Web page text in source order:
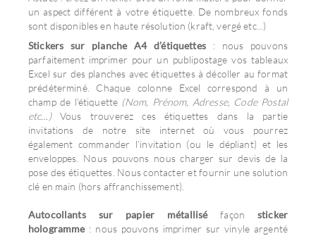
un aspect différent à votre étiquette. De nombreux fonds
sont disponibles en haute résolution (kraft, vergé etc...)
Stickers sur planche A4 d’étiquettes : nous pouvons
parfaitement imprimer pour un publipostage vos tableaux
Excel sur des planches avec étiquettes à décoller au format
prédéterminé. Chaque colonne Excel correspond à un
champ de l’étiquette (Nom, Prénom, Adresse, Code Postal
etc…)Vous trouverez ces étiquettes dans la partie
invitations de notre site internet où vous pourrez
également commander l’invitation (ou le dépliant) et les
enveloppes. Nous pouvons nous charger sur devis de la
pose des étiquettes. Nous contacter et fournir une solution
clé en main (hors affranchissement).
Autocollants sur papier métalliséfaçon sticker
hologramme: nous pouvons imprimer sur vinyle argenté